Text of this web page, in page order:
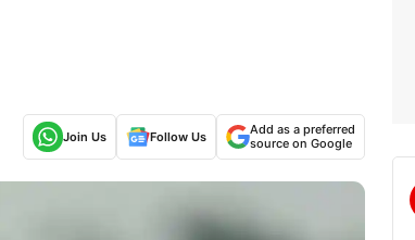
Join Us Follow Us
Add as a preferred
source on Google